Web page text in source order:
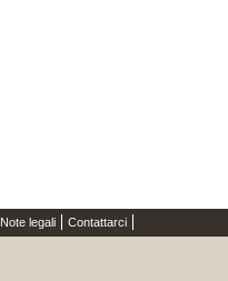
Note legali Contattarci